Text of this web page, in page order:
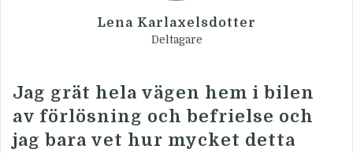
Lena Karlaxelsdotter
Deltagare
Jag grät hela vägen hem i bilen
av förlösning och befrielse och
jag bara vet hur mycket detta